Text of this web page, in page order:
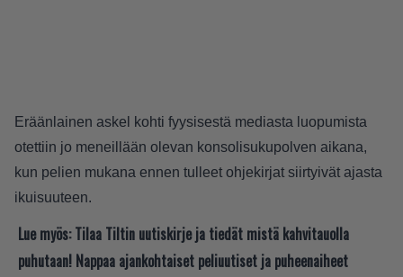
Eräänlainen askel kohti fyysisestä mediasta luopumista
otettiin jo meneillään olevan konsolisukupolven aikana,
kun pelien mukana ennen tulleet ohjekirjat siirtyivät ajasta
ikuisuuteen.
Lue myös: Tilaa Tiltin uutiskirje ja tiedät mistä kahvitauolla
puhutaan! Nappaa ajankohtaiset peliuutiset ja puheenaiheet